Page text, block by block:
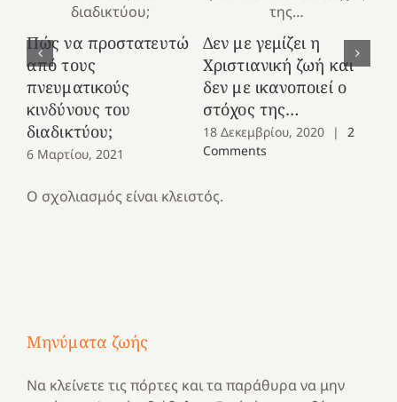
Πώς να προστατευτώ
από τους
πνευματικούς
κινδύνους του
διαδικτύου;
6 Μαρτίου, 2021
Δεν με γεμίζει η
Χριστιανική ζωή και
δεν με ικανοποιεί ο
στόχος της…
18 Δεκεμβρίου, 2020 |
2
Comments
Ο σχολιασμός είναι κλειστός.
Μηνύματα ζωής
Να κλείνετε τις πόρτες και τα παράθυρα να μην